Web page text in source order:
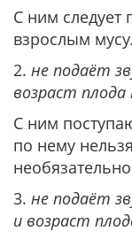
С ним следует
взрослым
2. не подаёт
возраст
С ним
по нему
3. не подаёт
и возраст